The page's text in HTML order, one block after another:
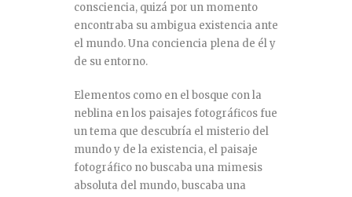
consciencia, quizá por un momento
encontraba su ambigua existencia ante
el mundo. Una conciencia plena de él y
de su entorno.
Elementos como en el bosque con la
neblina en los paisajes fotográficos fue
un tema que descubría el misterio del
mundo y de la existencia, el paisaje
fotográfico no buscaba una mimesis
absoluta del mundo, buscaba una